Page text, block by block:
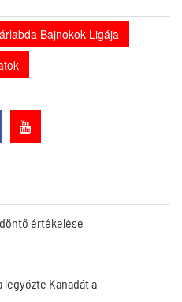
Bajnokok Ligája
értékelése
legyőzte Kanadát a